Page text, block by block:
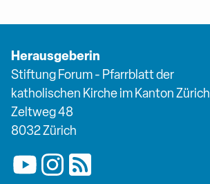
Herausgeberin
Stiftung Forum - Pfarrblatt der
katholischen Kirche im Kanton Zürich
Zeltweg 48
8032 Zürich